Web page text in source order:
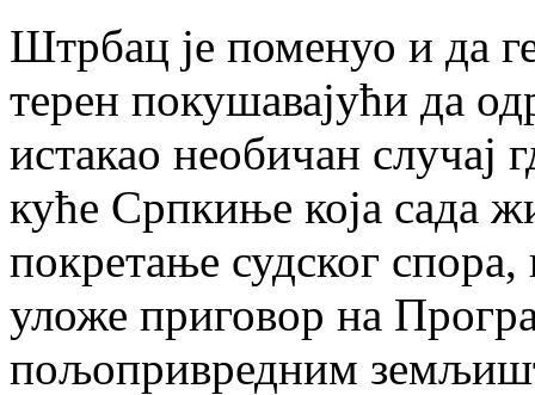
Штрбац је поменуо и да
терен покушавајући да
истакао необичан случај
куће Српкиње која сада
покретање судског спора,
уложе приговор на
пољопривредним